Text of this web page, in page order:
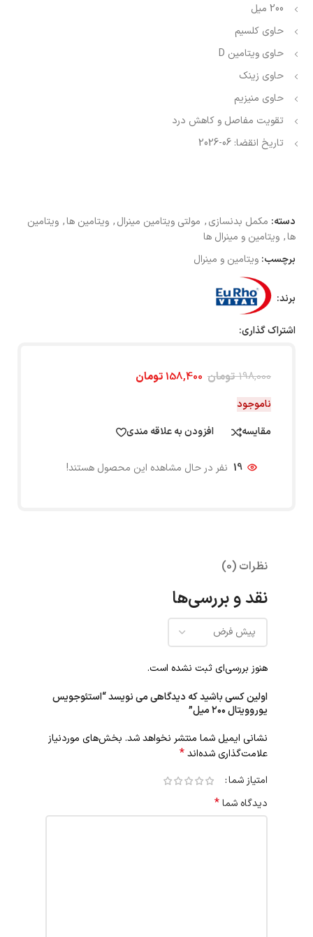
200 میل
حاوی کلسیم
حاوی ویتامین D
حاوی زینک
حاوی منیزیم
تقویت مفاصل و کاهش درد
تاریخ انقضا: 06-2026
دسته: مکمل بدنسازی, مولتی ویتامین مینرال, ویتامین ها, ویتامین
ها, ویتامین و مینرال ها
برچسب: ویتامین و مینرال
برند:
اشتراک گذاری:
198,000 تومان 158,400تومان
ناموجود
مقایسه
افزودن به علاقه مندی
19 نفر در حال مشاهده این محصول هستند!
نظرات (0)
نقد و بررسی‌ها
هنوز بررسی‌ای ثبت نشده است.
اولین کسی باشید که دیدگاهی می نویسد “استئوجویس
یوروویتال ۲۰۰ میل”
نشانی ایمیل شما منتشر نخواهد شد. بخش‌های موردنیاز
علامت‌گذاری شده‌اند*
امتیاز شما
دیدگاه شما*